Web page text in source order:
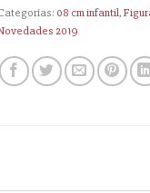
08 cm infantil,
2019